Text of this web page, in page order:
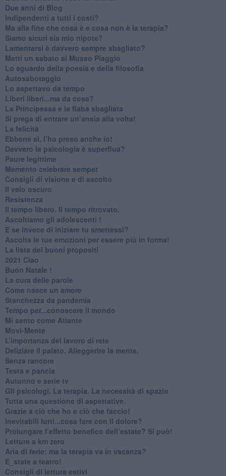
​Due anni di Blog
​Indipendenti a tutti i costi?
​Ma alla fine che cosa è e cosa non è la terapia?
​Siamo sicuri sia mio nipote?
​Lamentarsi è davvero sempre sbagliato?
​Metti un sabato al Museo Piaggio
​Lo sguardo della poesia e della filosofia
Autosabotaggio
​Lo aspettavo da tempo
​Liberi liberi...ma da cosa?
​La Principessa e la fiaba sbagliata
Si prega di entrare un’ansia alla volta!
​La felicità
​Ebbene sì, l’ho preso anche io!
​Davvero la psicologia è superflua?
Paure legittime
​Memento celebrare semper
​Consigli di visione e di ascolto
​Il velo oscuro
Resistenza
​Il tempo libero. Il tempo ritrovato.
Ascoltiamo gli adolescenti !
​E se invece di iniziare tu smettessi?
​Ascolta le tue emozioni per essere più in forma!
​La lista dei buoni propositi
2021 Ciao
Buon Natale !
​La cura delle parole
​Come nasce un amore
Stanchezza da pandemia
​Tempo per...conoscere il mondo
​Mi sento come Atlante
​Movi-Mente
​L’importanza del lavoro di rete
​Deliziare il palato. Alleggerire la mente.
​Senza rancore
​Testa e pancia
​Autunno e serie tv
​Gli psicologi. La terapia. La necessità di spazio
​Tutta una questione di aspettative.
​Grazie a ciò che ho e ciò che faccio!
​Inevitabili lutti...cosa fare con il dolore?
Prolungare l’effetto benefico dell’estate? Si può!
​Letture a km zero
​Aria di ferie: ma la terapia va in vacanza?
​E_state a teatro!
​Consigli di lettura estivi